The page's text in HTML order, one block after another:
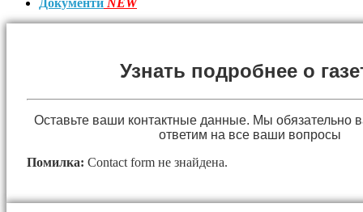
Узнать подробнее о
Оставьте ваши контактные данные. Мы обязательно
ответим на все ваши вопросы
Помилка: Contact form не знайдена.